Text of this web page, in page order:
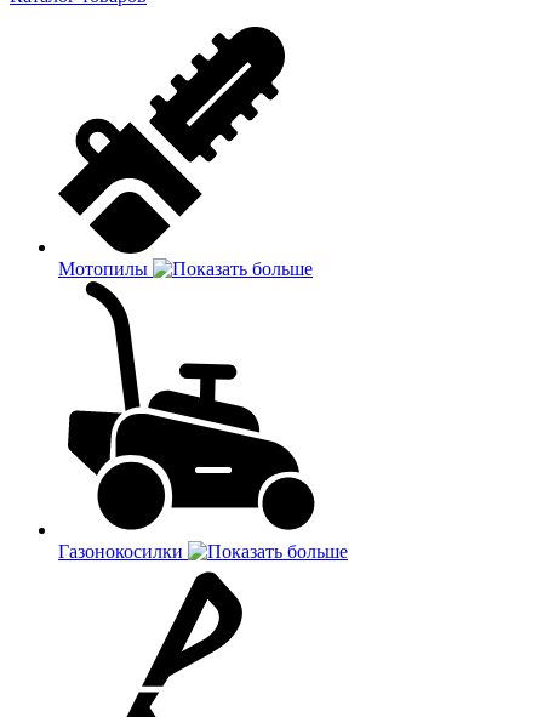
Мотопилы
Газонокосилки